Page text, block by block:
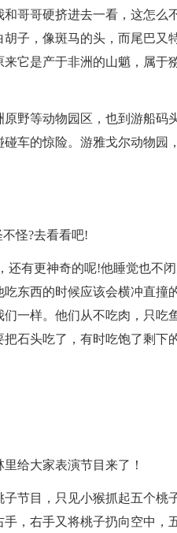
哥哥硬挤进去一看，这怎么
子，像斑马的头，而尾巴又
它是产于非洲的山魈，属于
野等动物园区，也到游船码
车的惊险。游雅戈尔动物园
怪?去看看吧!
有更神奇的呢!他睡觉也不
东西的时候应该会横冲直撞
一样。他们从不吃肉，只吃
石头吃了，有时吃饱了剩下
给大家表演节目来了！
节目，只见小猴抓起五个桃
，右手又将桃子扔向空中，